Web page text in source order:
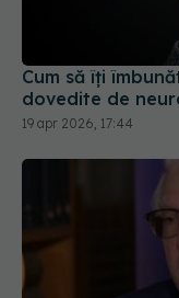
Cum să îți
dovedite de
19 apr 2026, 17:44